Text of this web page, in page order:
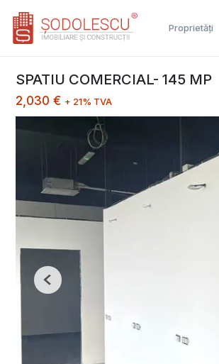
Proprietăți
SPATIU COMERCIAL- 145 MP
2,030 € + 21% TVA
Previous